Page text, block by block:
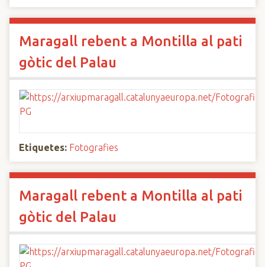
Maragall rebent a Montilla al pati
gòtic del Palau
Etiquetes: Fotografies
Maragall rebent a Montilla al pati
gòtic del Palau